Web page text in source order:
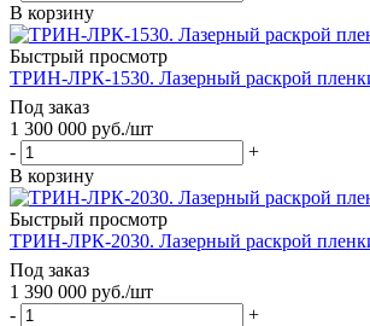
В корзину
Быстрый просмотр
ТРИН-ЛРК-1530. Лазерный раскрой
Под заказ
1 300 000 руб./шт
-
+
В корзину
Быстрый просмотр
ТРИН-ЛРК-2030. Лазерный раскрой
Под заказ
1 390 000 руб./шт
-
+